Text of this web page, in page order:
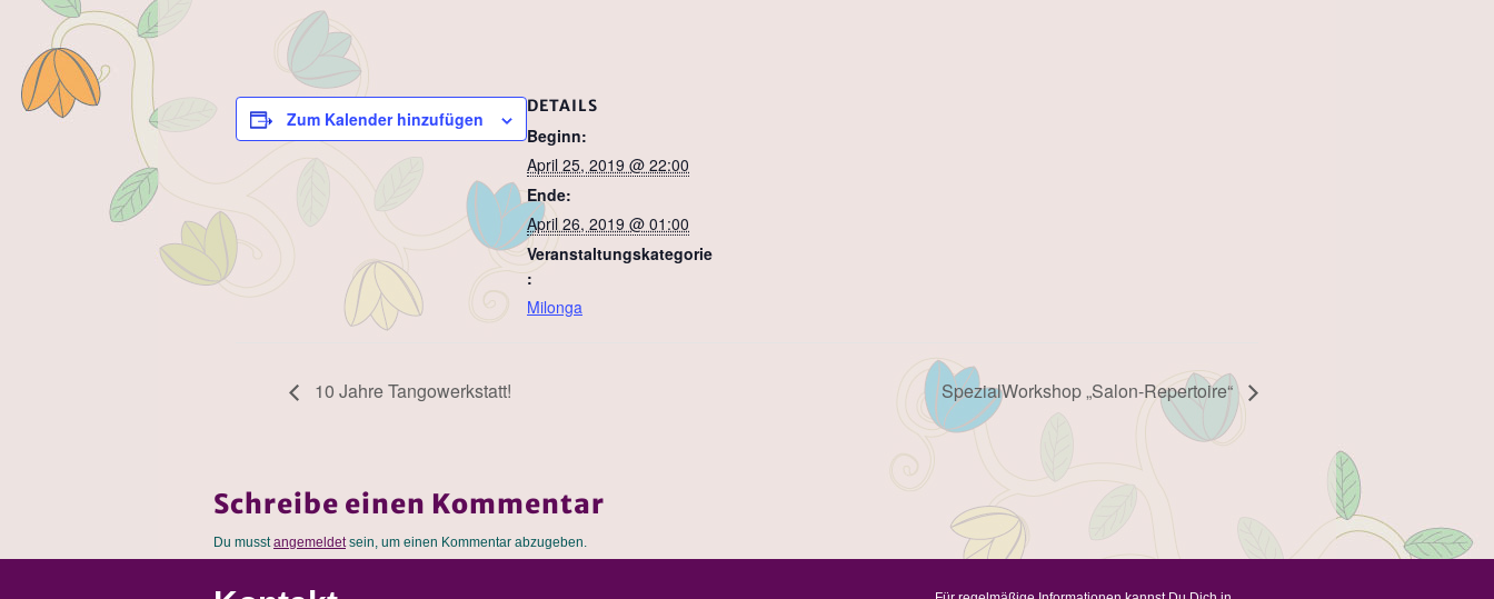
Zum Kalender hinzufügen
DETAILS
Beginn:
April 25, 2019 @ 22:00
Ende:
April 26, 2019 @ 01:00
Veranstaltungskategorie
:
Milonga
10 Jahre Tangowerkstatt! SpezialWorkshop „Salon-Repertoire“
Schreibe einen Kommentar
Du musstangemeldetsein, um einen Kommentar abzugeben.